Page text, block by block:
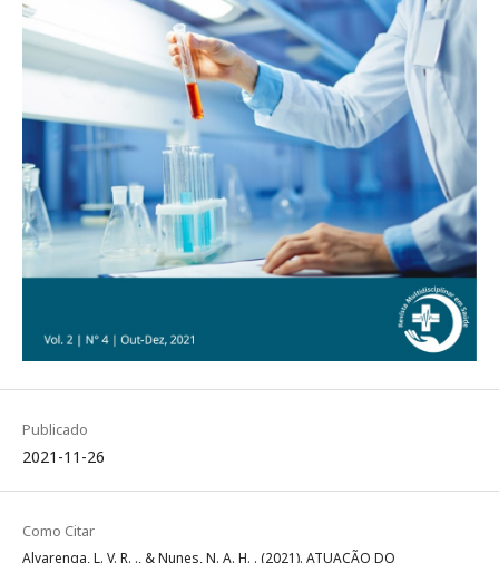
Publicado
2021-11-26
Como Citar
Alvarenga, L. V. R. ., & Nunes, N. A. H. . (2021). ATUAÇÃO DO